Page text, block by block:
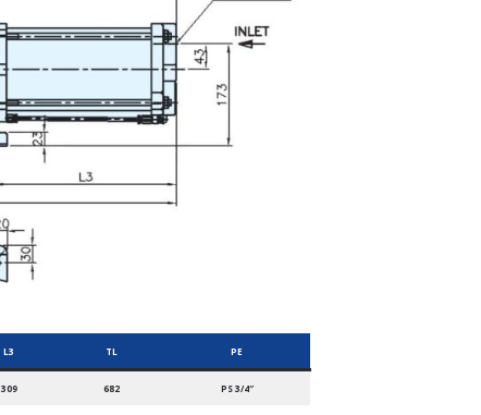
L3 TL PE
309 682 PS 3/4″